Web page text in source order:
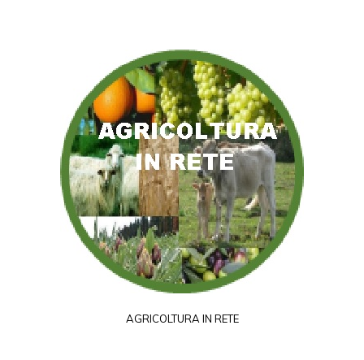
AGRICOLTURA IN RETE